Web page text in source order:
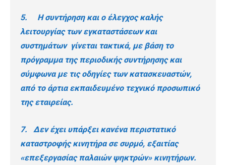
5. Η συντήρηση και ο έλεγχος καλής
λειτουργίας των εγκαταστάσεων και
συστημάτων γίνεται τακτικά, με βάση το
πρόγραμμα της περιοδικής συντήρησης και
σύμφωνα με τις οδηγίες των κατασκευαστών,
από το άρτια εκπαιδευμένο τεχνικό προσωπικό
της εταιρείας.
7. Δεν έχει υπάρξει κανένα περιστατικό
καταστροφής κινητήρα σε συρμό, εξαιτίας
«επεξεργασίας παλαιών ψηκτρών» κινητήρων.